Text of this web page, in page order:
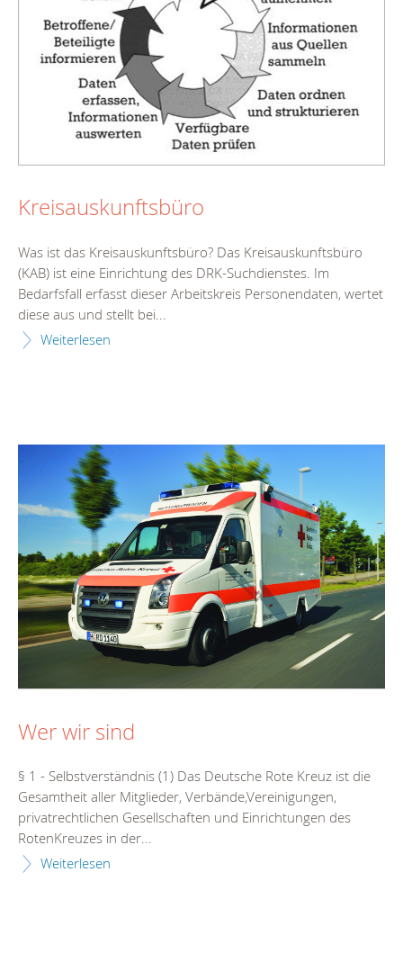
Kreisauskunftsbüro
Was ist das Kreisauskunftsbüro? Das Kreisauskunftsbüro
(KAB) ist eine Einrichtung des DRK-Suchdienstes. Im
Bedarfsfall erfasst dieser Arbeitskreis Personendaten, wertet
diese aus und stellt bei...
Weiterlesen
Wer wir sind
§ 1 - Selbstverständnis (1) Das Deutsche Rote Kreuz ist die
Gesamtheit aller Mitglieder, Verbände,Vereinigungen,
privatrechtlichen Gesellschaften und Einrichtungen des
RotenKreuzes in der...
Weiterlesen